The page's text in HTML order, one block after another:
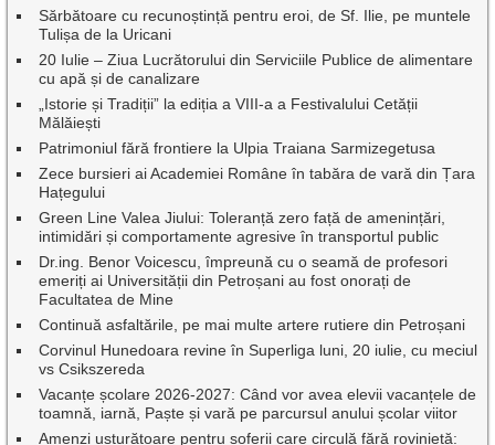
Sărbătoare cu recunoștință pentru eroi, de Sf. Ilie, pe muntele
Tulișa de la Uricani
20 Iulie – Ziua Lucrătorului din Serviciile Publice de alimentare
cu apă și de canalizare
„Istorie și Tradiții” la ediția a VIII-a a Festivalului Cetății
Mălăiești
Patrimoniul fără frontiere la Ulpia Traiana Sarmizegetusa
Zece bursieri ai Academiei Române în tabăra de vară din Țara
Hațegului
Green Line Valea Jiului: Toleranță zero față de amenințări,
intimidări și comportamente agresive în transportul public
Dr.ing. Benor Voicescu, împreună cu o seamă de profesori
emeriți ai Universității din Petroșani au fost onorați de
Facultatea de Mine
Continuă asfaltările, pe mai multe artere rutiere din Petroșani
Corvinul Hunedoara revine în Superliga luni, 20 iulie, cu meciul
vs Csikszereda
Vacanțe școlare 2026-2027: Când vor avea elevii vacanțele de
toamnă, iarnă, Paște și vară pe parcursul anului școlar viitor
Amenzi usturătoare pentru șoferii care circulă fără rovinietă: